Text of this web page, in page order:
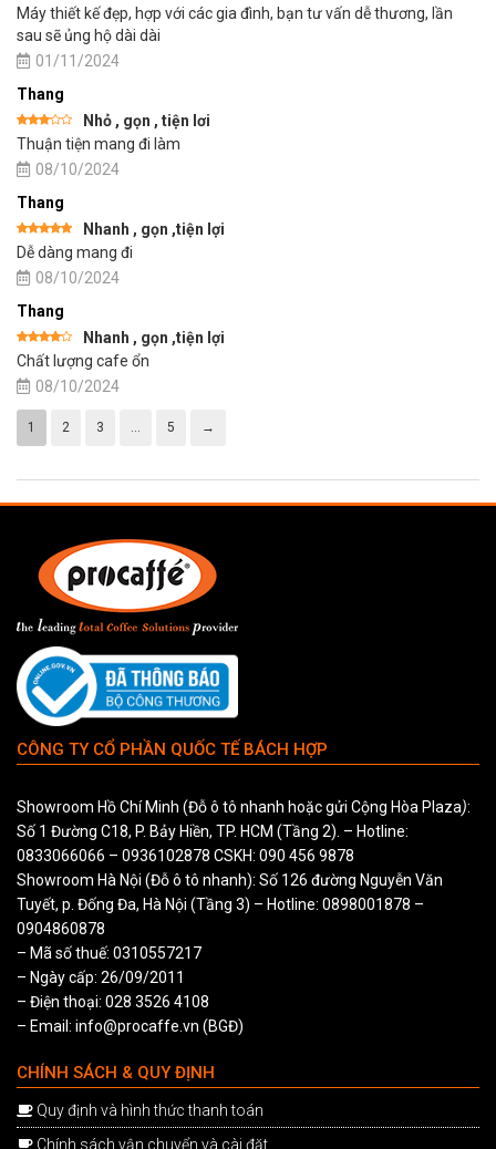
Được xếp
hạng 55
sao
Máy thiết kế đẹp, hợp với các gia đình, bạn tư vấn dễ thương, lần
sau sẽ ủng hộ dài dài
01/11/2024
Thang
Được
xếp
hạng
35
Nhỏ , gọn , tiện lơi
Thuận tiện mang đi làm
08/10/2024
Thang
Được xếp
hạng55
sao
Nhanh , gọn ,tiện lợi
Dễ dàng mang đi
08/10/2024
Thang
Được
xếp
hạng4 5
sao
Nhanh , gọn ,tiện lợi
Chất lượng cafe ổn
08/10/2024
1 2 3 … 5 →
CÔNG TY CỔ PHẦN QUỐC TẾ BÁCH HỢP
Showroom Hồ Chí Minh (Đỗ ô tô nhanh hoặc gửi Cộng Hòa Plaza):
Số 1 Đường C18, P. Bảy Hiền, TP. HCM (Tầng 2). – Hotline:
0833066066 – 0936102878 CSKH: 090 456 9878
Showroom Hà Nội (Đỗ ô tô nhanh): Số 126 đường Nguyễn Văn
Tuyết, p. Đống Đa, Hà Nội (Tầng 3) – Hotline: 0898001878 –
0904860878
– Mã số thuế: 0310557217
– Ngày cấp: 26/09/2011
– Điện thoại: 028 3526 4108
– Email: info@procaffe.vn (BGĐ)
CHÍNH SÁCH & QUY ĐỊNH
Quy định và hình thức thanh toán
Chính sách vận chuyển và cài đặt